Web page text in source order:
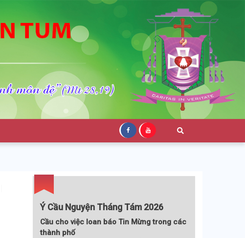
Ý Cầu Nguyện Tháng Tám 2026
Cầu cho việc loan báo Tin Mừng trong các
thành phố